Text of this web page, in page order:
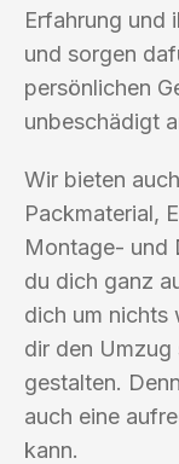
Erfahrung und
und sorgen
persönlichen
unbeschädigt
Wir bieten
Packmaterial,
Montage- und
du dich ganz
dich um nichts
dir den Umzug
gestalten.
auch eine
kann.